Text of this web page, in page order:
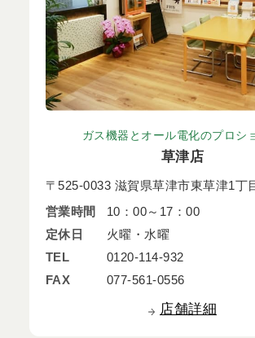
ガス機器とオール電化のプロシ
草津店
〒525-0033 滋賀県草津市東草津1丁
営業時間
10：00～17：00
定休日
火曜・水曜
TEL
0120-114-932
FAX
077-561-0556
店舗詳細